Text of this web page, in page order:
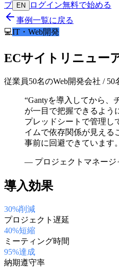
プ
EN ログイン無料で始める
事例一覧に戻る
💻IT・Web開発
ECサイトリニュー
従業員50名のWeb開発会社 / 50
“Gantyを導入してから、
が一目で把握できるよう
プレッドシートで管理し
イムで依存関係が見える
事前に回避できています。
— プロジェクトマネージ
導入効果
30%削減
プロジェクト遅延
40%短縮
ミーティング時間
95%達成
納期遵守率